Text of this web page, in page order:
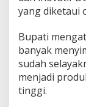
yang diketaui
Bupati
banyak
sudah
menjadi
tinggi.